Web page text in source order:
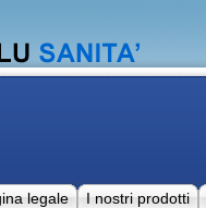
legale
I nostri prodotti